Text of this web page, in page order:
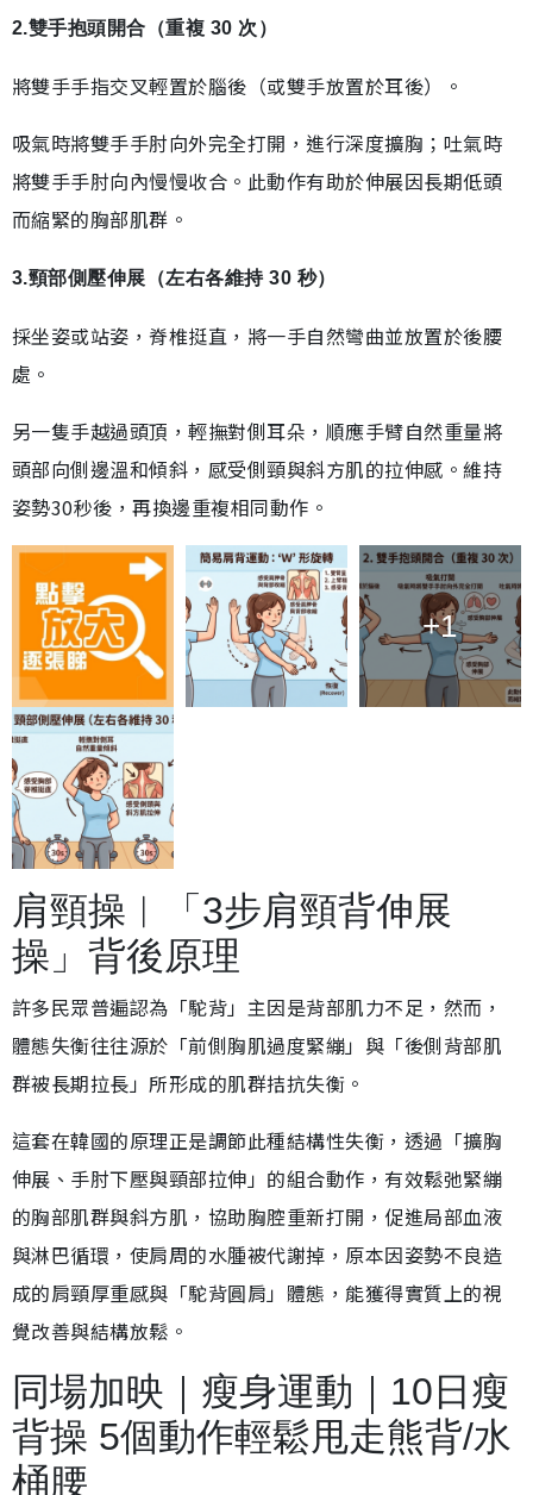
2.雙手抱頭開合（重複 30 次）
將雙手手指交叉輕置於腦後（或雙手放置於耳後）。
吸氣時將雙手手肘向外完全打開，進行深度擴胸；吐氣時
將雙手手肘向內慢慢收合。此動作有助於伸展因長期低頭
而縮緊的胸部肌群。
3.頸部側壓伸展（左右各維持 30 秒）
採坐姿或站姿，脊椎挺直，將一手自然彎曲並放置於後腰
處。
另一隻手越過頭頂，輕撫對側耳朵，順應手臂自然重量將
頭部向側邊溫和傾斜，感受側頸與斜方肌的拉伸感。維持
姿勢30秒後，再換邊重複相同動作。
+1
肩頸操︱「3步肩頸背伸展
操」背後原理
許多民眾普遍認為「駝背」主因是背部肌力不足，然而，
體態失衡往往源於「前側胸肌過度緊繃」與「後側背部肌
群被長期拉長」所形成的肌群拮抗失衡。
這套在韓國的原理正是調節此種結構性失衡，透過「擴胸
伸展、手肘下壓與頸部拉伸」的組合動作，有效鬆弛緊繃
的胸部肌群與斜方肌，協助胸腔重新打開，促進局部血液
與淋巴循環，使肩周的水腫被代謝掉，原本因姿勢不良造
成的肩頸厚重感與「駝背圓肩」體態，能獲得實質上的視
覺改善與結構放鬆。
同場加映｜瘦身運動｜10日瘦
背操 5個動作輕鬆甩走熊背/水
桶腰